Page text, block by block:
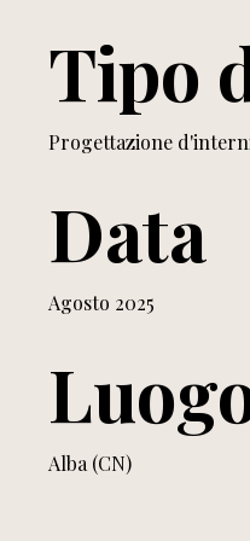
Tipo
Progettazione
Data
Agosto 2025
Alba (CN)